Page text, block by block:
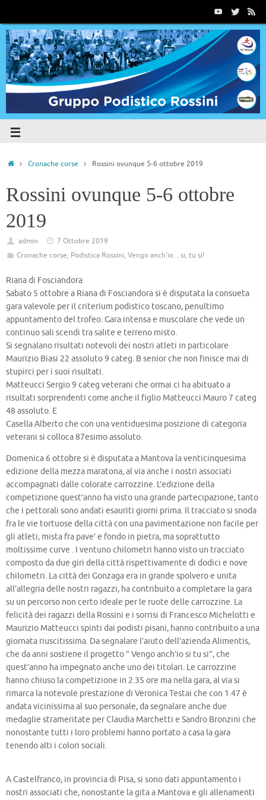
Cronache corse Rossini ovunque 5-6 ottobre 2019
Rossini ovunque 5-6 ottobre
2019
admin
7 Ottobre 2019
Cronache corse, Podistica Rossini, Vengo anch'io... si, tu si!
Riana di Fosciandora
Sabato 5 ottobre a Riana di Fosciandora si è disputata la consueta
gara valevole per il criterium podistico toscano, penultimo
appuntamento del trofeo. Gara intensa e muscolare che vede un
continuo sali scendi tra salite e terreno misto.
Si segnalano risultati notevoli dei nostri atleti in particolare
Maurizio Biasi 22 assoluto 9 categ. B senior che non finisce mai di
stupirci per i suoi risultati.
Matteucci Sergio 9 categ veterani che ormai ci ha abituato a
risultati sorprendenti come anche il figlio Matteucci Mauro 7 categ
48 assoluto. E
Casella Alberto che con una ventiduesima posizione di categoria
veterani si colloca 87esimo assoluto.
Domenica 6 ottobre si è disputata a Mantova la venticinquesima
edizione della mezza maratona, al via anche i nostri associati
accompagnati dalle colorate carrozzine. L’edizione della
competizione quest’anno ha visto una grande partecipazione, tanto
che i pettorali sono andati esauriti giorni prima. Il tracciato si snoda
fra le vie tortuose della città con una pavimentazione non facile per
gli atleti, mista fra pave’ e fondo in pietra, ma soprattutto
moltissime curve . I ventuno chilometri hanno visto un tracciato
composto da due giri della città rispettivamente di dodici e nove
chilometri. La città dei Gonzaga era in grande spolvero e unita
all’allegria delle nostri ragazzi, ha contribuito a completare la gara
su un percorso non certo ideale per le ruote delle carrozzine. La
felicità dei ragazzi della Rossini e i sorrisi di Francesco Michelotti e
Maurizio Matteucci spinti dai podisti pisani, hanno contribuito a una
giornata riuscitissima. Da segnalare l’aiuto dell’azienda Alimentis,
che da anni sostiene il progetto ” Vengo anch’io si tu si”, che
quest’anno ha impegnato anche uno dei titolari. Le carrozzine
hanno chiuso la competizione in 2.35 ore ma nella gara, al via si
rimarca la notevole prestazione di Veronica Testai che con 1.47 è
andata vicinissima al suo personale, da segnalare anche due
medaglie strameritate per Claudia Marchetti e Sandro Bronzini che
nonostante tutti i loro problemi hanno portato a casa la gara
tenendo alti i colori sociali.
A Castelfranco, in provincia di Pisa, si sono dati appuntamento i
nostri associati che, nonostante la gita a Mantova e gli allenamenti